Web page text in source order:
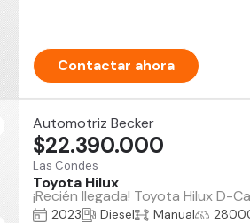
Contactar ahora
Automotriz Becker
Las Condes
Toyota Hilux
¡Recién llegada! Toyota Hilux D-
$22.390.000
2023 Diesel Manual